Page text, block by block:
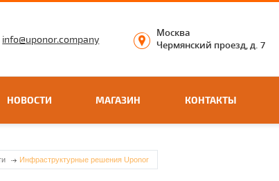
info@uponor.company
Москва
Чермянский проезд, д. 7
НОВОСТИ МАГАЗИН КОНТАКТЫ
Инфраструктурные решения Uponor